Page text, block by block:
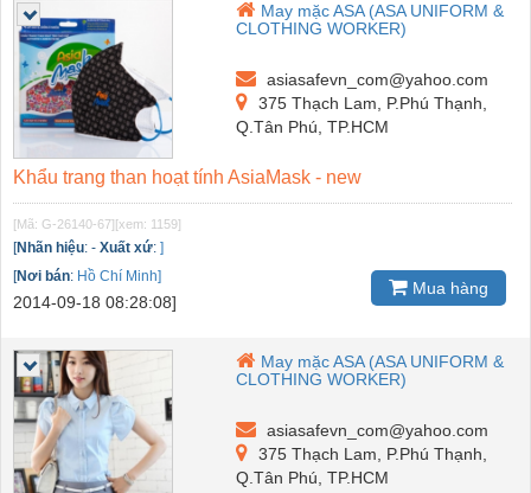
May mặc ASA (ASA UNIFORM &
CLOTHING WORKER)
asiasafevn_com@yahoo.com
375 Thạch Lam, P.Phú Thạnh,
Q.Tân Phú, TP.HCM
Khẩu trang than hoạt tính AsiaMask - new
[Mã: G-26140-67][xem: 1159]
[Nhãn hiệu: - Xuất xứ: ]
[Nơi bán: Hồ Chí Minh]
2014-09-18 08:28:08]
Mua hàng
May mặc ASA (ASA UNIFORM &
CLOTHING WORKER)
asiasafevn_com@yahoo.com
375 Thạch Lam, P.Phú Thạnh,
Q.Tân Phú, TP.HCM